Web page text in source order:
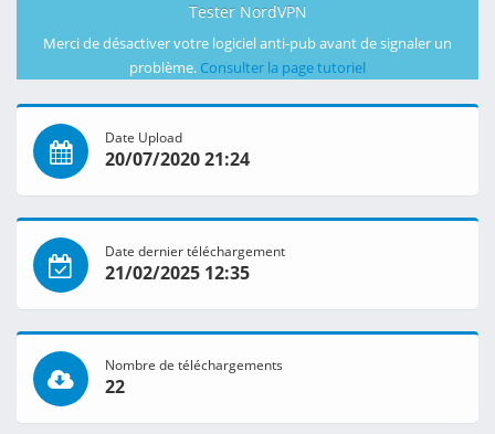
Tester NordVPN
Merci de désactiver votre logiciel anti-pub avant de signaler un
problème. Consulter la page tutoriel
Date Upload
20/07/2020 21:24
Date dernier téléchargement
21/02/2025 12:35
Nombre de téléchargements
22